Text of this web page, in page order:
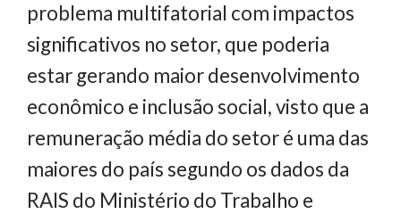
problema multifatorial com impactos
significativos no setor, que poderia
estar gerando maior desenvolvimento
econômico e inclusão social, visto que a
remuneração média do setor é uma das
maiores do país segundo os dados da
RAIS do Ministério do Trabalho e